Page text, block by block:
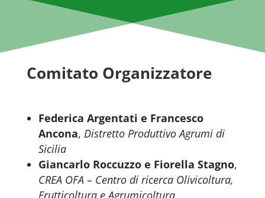
Comitato Organizzatore
Federica Argentati e Francesco
Ancona, Distretto Produttivo Agrumi di
Sicilia
Giancarlo Roccuzzo e Fiorella Stagno,
CREA OFA – Centro di ricerca Olivicoltura,
Frutticoltura e Agrumicoltura